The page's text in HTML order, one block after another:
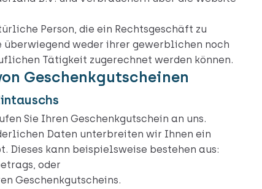
Person, die ein Rechtsgeschäft zu
überwiegend weder ihrer gewerblichen noch
Tätigkeit zugerechnet werden können.
Geschenkgutscheinen
Sie Ihren Geschenkgutschein an uns.
Daten unterbreiten wir Ihnen ein
Dieses kann beispielsweise bestehen aus:
oder
Geschenkgutscheins.